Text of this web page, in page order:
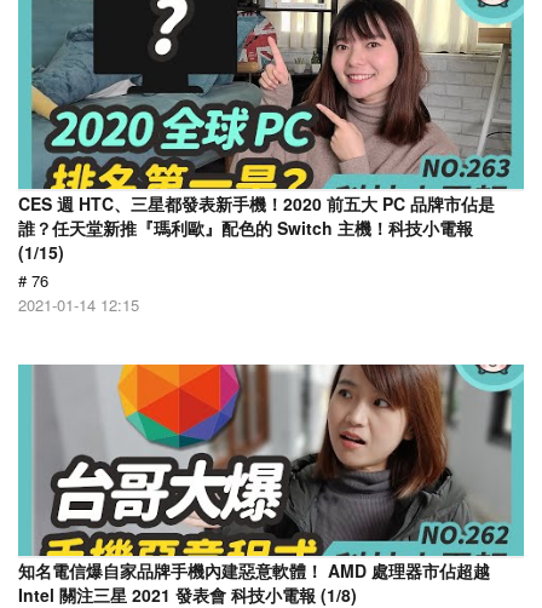
CES 週 HTC、三星都發表新手機！2020 前五大 PC 品牌市佔是
誰？任天堂新推『瑪利歐』配色的 Switch 主機！科技小電報
(1/15)
# 76
2021-01-14 12:15
知名電信爆自家品牌手機內建惡意軟體！ AMD 處理器市佔超越
Intel 關注三星 2021 發表會 科技小電報 (1/8)